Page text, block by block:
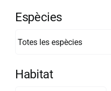
Espècies
Habitat